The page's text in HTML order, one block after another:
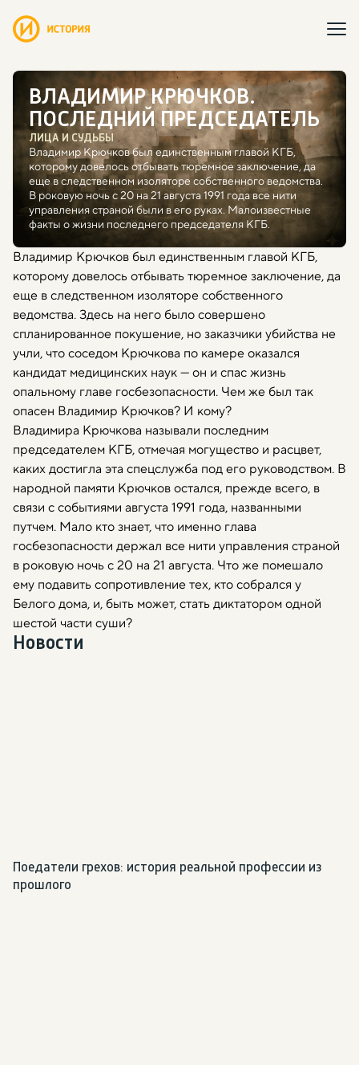
ВЛАДИМИР КРЮЧКОВ.
ПОСЛЕДНИЙ ПРЕДСЕДАТЕЛЬ
ЛИЦА И СУДЬБЫ
Владимир Крючков был единственным главой КГБ,
которому довелось отбывать тюремное заключение, да
еще в следственном изоляторе собственного ведомства.
В роковую ночь с 20 на 21 августа 1991 года все нити
управления страной были в его руках. Малоизвестные
факты о жизни последнего председателя КГБ.
Владимир Крючков был единственным главой КГБ,
которому довелось отбывать тюремное заключение, да
еще в следственном изоляторе собственного
ведомства. Здесь на него было совершено
спланированное покушение, но заказчики убийства не
учли, что соседом Крючкова по камере оказался
кандидат медицинских наук — он и спас жизнь
опальному главе госбезопасности. Чем же был так
опасен Владимир Крючков? И кому?
Владимира Крючкова называли последним
председателем КГБ, отмечая могущество и расцвет,
каких достигла эта спецслужба под его руководством. В
народной памяти Крючков остался, прежде всего, в
связи с событиями августа 1991 года, названными
путчем. Мало кто знает, что именно глава
госбезопасности держал все нити управления страной
в роковую ночь с 20 на 21 августа. Что же помешало
ему подавить сопротивление тех, кто собрался у
Белого дома, и, быть может, стать диктатором одной
шестой части суши?
Новости
Поедатели грехов: история реальной профессии из
прошлого